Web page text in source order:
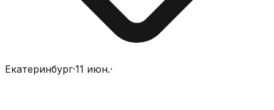
Екатеринбург·11 июн.·